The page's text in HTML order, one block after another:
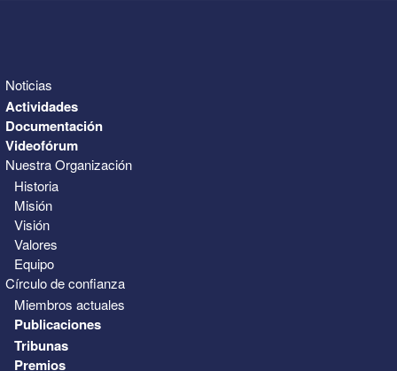
Noticias
Actividades
Documentación
Videofórum
Nuestra Organización
Historia
Misión
Visión
Valores
Equipo
Círculo de confianza
Miembros actuales
Publicaciones
Tribunas
Premios